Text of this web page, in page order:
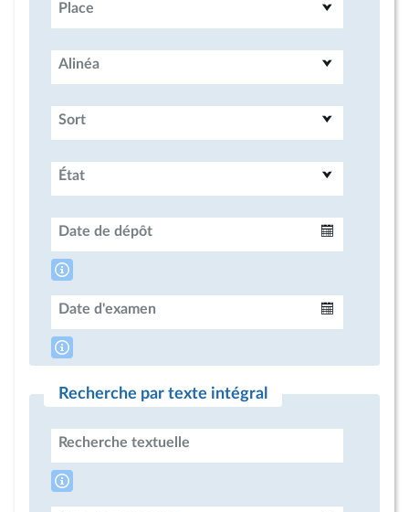
Place
Alinéa
Sort
État
Date de dépôt
Date d'examen
Recherche par texte intégral
Recherche textuelle